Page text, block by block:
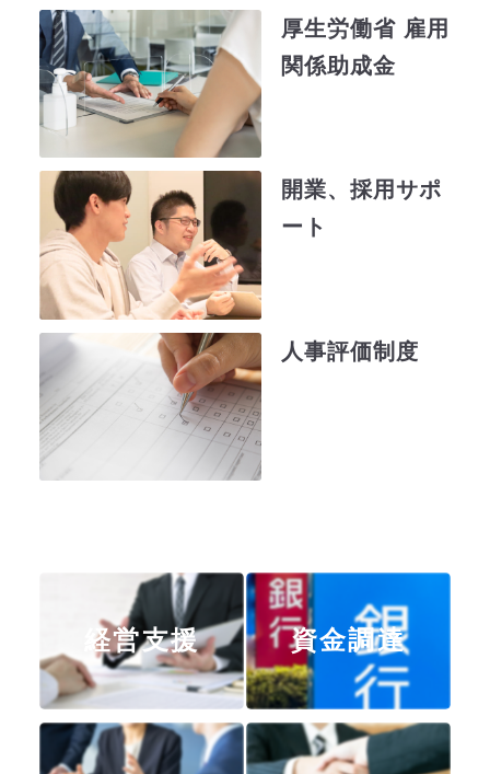
厚生労働省 雇用
関係助成金
開業、採用サポ
ート
人事評価制度
経営支援 資金調達